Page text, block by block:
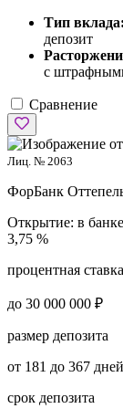
Тип вклада:
депозит
с
Сравнение
Лиц. № 2063
ФорБанк
Открытие: в банке
3,75 %
процентная ставка
до 30 000 000 ₽
размер депозита
от 181 до 367 дней
срок депозита